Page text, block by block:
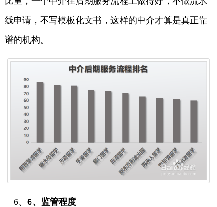
线申请，不写模板化文书，这样的中介才算是真正靠
谱的机构。
6、6、监管程度